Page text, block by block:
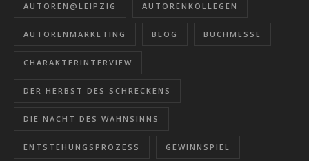
AUTOREN@LEIPZIG AUTORENKOLLEGEN
AUTORENMARKETING BLOG BUCHMESSE
CHARAKTERINTERVIEW
DER HERBST DES SCHRECKENS
DIE NACHT DES WAHNSINNS
ENTSTEHUNGSPROZESS GEWINNSPIEL